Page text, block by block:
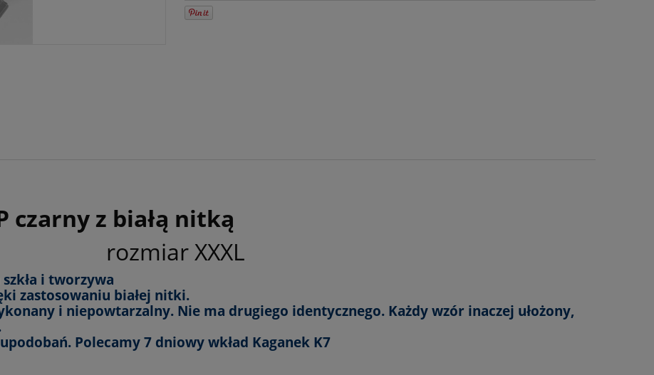
czarny z białą nitką
rozmiar XXXL
i tworzywa
zastosowaniu białej nitki.
i niepowtarzalny. Nie ma drugiego identycznego. Każdy wzór inaczej ułożony,
Polecamy 7 dniowy wkład Kaganek K7